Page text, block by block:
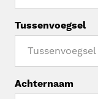
Tussenvoegsel
Achternaam